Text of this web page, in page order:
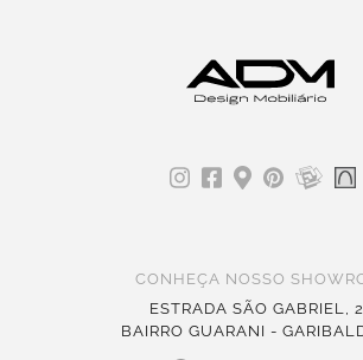
CONHEÇA NOSSO
ESTRADA SÃO GABRIEL,
BAIRRO GUARANI -